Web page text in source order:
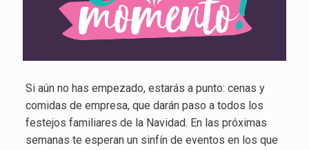
Si aún no has empezado, estarás a punto: cenas y
comidas de empresa, que darán paso a todos los
festejos familiares de la Navidad. En las próximas
semanas te esperan un sinfín de eventos en los que